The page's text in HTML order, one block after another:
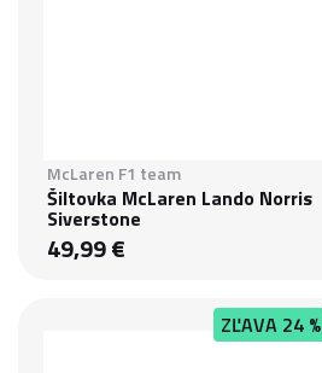
McLaren F1 team
Šiltovka McLaren Lando Norris
Siverstone
49,99 €
ZĽAVA24 %